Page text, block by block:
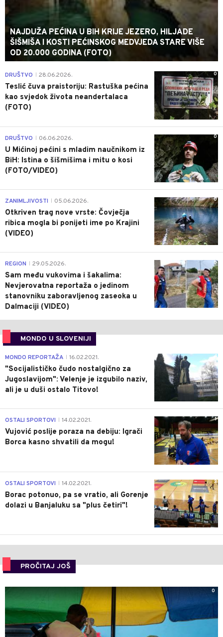
NAJDUŽA PEĆINA U BIH KRIJE JEZERO, HILJADE
ŠIŠMIŠA I KOSTI PEĆINSKOG MEDVJEDA STARE VIŠE
OD 20.000 GODINA (FOTO)
0
DRUŠTVO 28.06.2026.
Teslić čuva praistoriju: Rastuška pećina
kao svjedok života neandertalaca
(FOTO)
0
DRUŠTVO 06.06.2026.
U Mićinoj pećini s mladim naučnikom iz
BiH: Istina o šišmišima i mitu o kosi
(FOTO/VIDEO)
0
ZANIMLJIVOSTI 05.06.2026.
Otkriven trag nove vrste: Čovječja
ribica mogla bi ponijeti ime po Krajini
(VIDEO)
0
REGION 29.05.2026.
Sam među vukovima i šakalima:
Nevjerovatna reportaža o jedinom
stanovniku zaboravljenog zaseoka u
Dalmaciji (VIDEO)
MONDO U SLOVENIJI
4
MONDO REPORTAŽA 16.02.2021.
"Socijalističko čudo nostalgično za
Jugoslavijom": Velenje je izgubilo naziv,
ali je u duši ostalo Titovo!
1
OSTALI SPORTOVI 14.02.2021.
Vujović poslije poraza na debiju: Igrači
Borca kasno shvatili da mogu!
3
OSTALI SPORTOVI 14.02.2021.
Borac potonuo, pa se vratio, ali Gorenje
dolazi u Banjaluku sa "plus četiri"!
PROČITAJ JOŠ
0